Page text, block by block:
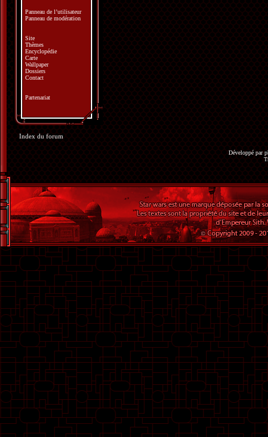
Panneau de l’utilisateur
Panneau de modération
Site
Thèmes
Encyclopédie
Carte
Wallpaper
Dossiers
Contact
Partenariat
Index du forum
Développé par